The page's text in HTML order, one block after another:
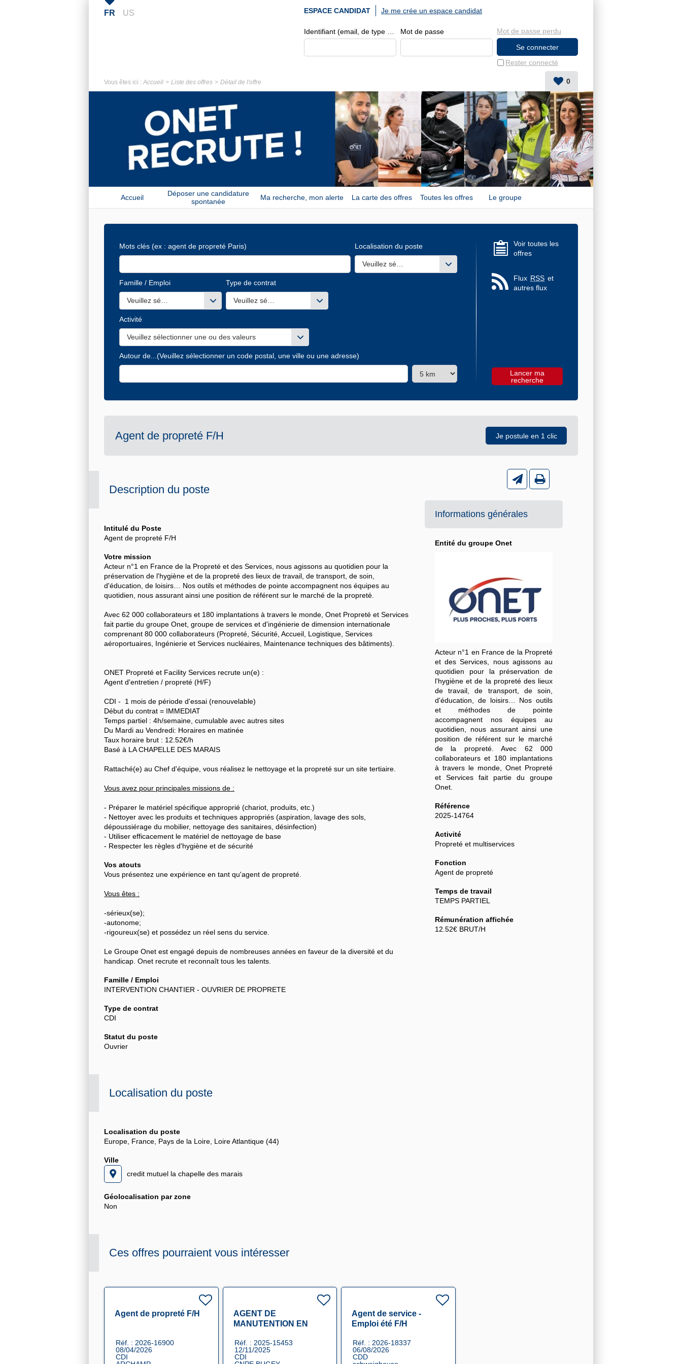
FR US ESPACE CANDIDAT
Mot de passe
Rester connecté
Mot de passe perdu
Je me crée un espace candidat
Vous êtes ici : Accueil Liste des offres Détail de l'offre 0
Accueil
Déposer une candidature
spontanée
Ma recherche, mon alerte La carte des offres Toutes les offres Le groupe
Mots clés (ex : agent de propreté Paris) Localisation du poste
Veuillez sélectionner une ou des valeurs
Famille / Emploi
Veuillez sélectionner une ou des valeurs
Type de contrat
Veuillez sélectionner une ou des valeurs
Activité
Veuillez sélectionner une ou des valeurs
Autour de...(Veuillez sélectionner un code postal, une ville ou une adresse)
Voir toutes les
offres
Flux RSS et
autres flux
Agent de propreté F/H
Description du poste
Intitulé du Poste
Agent de propreté F/H
Votre mission
Acteur n°1 en France de la Propreté et des Services, nous agissons au quotidien pour la
préservation de l'hygiène et de la propreté des lieux de travail, de transport, de soin,
d'éducation, de loisirs… Nos outils et méthodes de pointe accompagnent nos équipes au
quotidien, nous assurant ainsi une position de référent sur le marché de la propreté.
Avec 62 000 collaborateurs et 180 implantations à travers le monde, Onet Propreté et Services
fait partie du groupe Onet, groupe de services et d'ingénierie de dimension internationale
comprenant 80 000 collaborateurs (Propreté, Sécurité, Accueil, Logistique, Services
aéroportuaires, Ingénierie et Services nucléaires, Maintenance techniques des bâtiments).
ONET Propreté et Facility Services recrute un(e) :
Agent d'entretien / propreté (H/F)
CDI - 1 mois de période d'essai (renouvelable)
Début du contrat = IMMEDIAT
Temps partiel : 4h/semaine, cumulable avec autres sites
Du Mardi au Vendredi: Horaires en matinée
Taux horaire brut : 12.52€/h
Basé à LA CHAPELLE DES MARAIS
Rattaché(e) au Chef d'équipe, vous réalisez le nettoyage et la propreté sur un site tertiaire.
Vous avez pour principales missions de :
- Préparer le matériel spécifique approprié (chariot, produits, etc.)
- Nettoyer avec les produits et techniques appropriés (aspiration, lavage des sols,
dépoussiérage du mobilier, nettoyage des sanitaires, désinfection)
- Utiliser efficacement le matériel de nettoyage de base
- Respecter les règles d'hygiène et de sécurité
Vos atouts
Vous présentez une expérience en tant qu'agent de propreté.
Vous êtes :
-sérieux(se);
-autonome;
-rigoureux(se) et possédez un réel sens du service.
Le Groupe Onet est engagé depuis de nombreuses années en faveur de la diversité et du
handicap. Onet recrute et reconnaît tous les talents.
Famille / Emploi
INTERVENTION CHANTIER - OUVRIER DE PROPRETE
Type de contrat
CDI
Statut du poste
Ouvrier
Localisation du poste
Localisation du poste
Europe, France, Pays de la Loire, Loire Atlantique (44)
Ville
credit mutuel la chapelle des marais
Géolocalisation par zone
Non
Informations générales
Entité du groupe Onet
Acteur n°1 en France de la Propreté
et des Services, nous agissons au
quotidien pour la préservation de
l'hygiène et de la propreté des lieux
de travail, de transport, de soin,
d'éducation, de loisirs… Nos outils
et méthodes de pointe
accompagnent nos équipes au
quotidien, nous assurant ainsi une
position de référent sur le marché
de la propreté. Avec 62 000
collaborateurs et 180 implantations
à travers le monde, Onet Propreté
et Services fait partie du groupe
Onet.
Référence
2025-14764
Activité
Propreté et multiservices
Fonction
Agent de propreté
Temps de travail
TEMPS PARTIEL
Rémunération affichée
12.52€ BRUT/H
Ces offres pourraient vous intéresser
Agent de propreté F/H
Réf. : 2026-16900
08/04/2026
CDI
AGENT DE
MANUTENTION EN
F/H
Réf. : 2025-15453
12/11/2025
CDI
Agent de service -
Emploi été F/H
Réf. : 2026-18337
06/08/2026
CDD